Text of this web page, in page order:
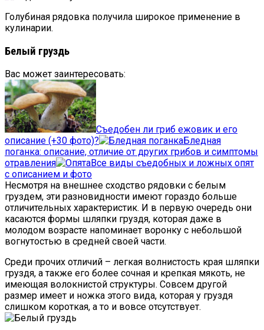
Голубиная рядовка получила широкое применение в
кулинарии.
Белый груздь
Вас может заинтересовать:
Съедобен ли гриб ежовик и его
описание (+30 фото)?
Бледная
поганка: описание, отличие от других грибов и симптомы
отравления
Все виды съедобных и ложных опят
с описанием и фото
Несмотря на внешнее сходство рядовки с белым
груздем, эти разновидности имеют гораздо больше
отличительных характеристик. И в первую очередь они
касаются формы шляпки груздя, которая даже в
молодом возрасте напоминает воронку с небольшой
вогнутостью в средней своей части.
Среди прочих отличий – легкая волнистость края шляпки
груздя, а также его более сочная и крепкая мякоть, не
имеющая волокнистой структуры. Совсем другой
размер имеет и ножка этого вида, которая у груздя
слишком короткая, а то и вовсе отсутствует.